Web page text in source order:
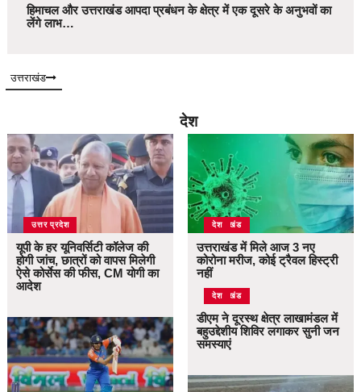
हिमाचल और उत्तराखंड आपदा प्रबंधन के क्षेत्र में एक दूसरे के अनुभवों का
लेंगे लाभ…
उत्तराखंड
देश
उत्तर प्रदेश
यूपी के हर यूनिवर्सिटी कॉलेज की
होगी जांच, छात्रों को वापस मिलेगी
ऐसे कोर्सेस की फीस, CM योगी का
आदेश
उत्तराखंड
देश
उत्तराखंड में मिले आज 3 नए
कोरोना मरीज, कोई ट्रैवल हिस्ट्री
नहीं
उत्तराखंड
देश
डीएम ने दूरस्थ क्षेत्र लाखामंडल में
बहुउद्देशीय शिविर लगाकर सुनी जन
समस्याएं